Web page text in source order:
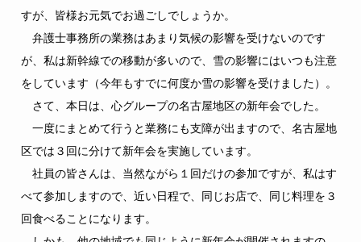
すが、皆様お元気でお過ごしでしょうか。
弁護士事務所の業務はあまり気候の影響を受けないのです
が、私は新幹線での移動が多いので、雪の影響にはいつも注意
をしています（今年もすでに何度か雪の影響を受けました）。
さて、本日は、心グループの名古屋地区の新年会でした。
一度にまとめて行うと業務にも支障が出ますので、名古屋地
区では３回に分けて新年会を実施しています。
社員の皆さんは、当然ながら１回だけの参加ですが、私はす
べて参加しますので、近い日程で、同じお店で、同じ料理を３
回食べることになります。